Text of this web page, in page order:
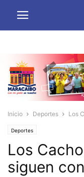
Inicio Deportes Los
Deportes
Los
siguen